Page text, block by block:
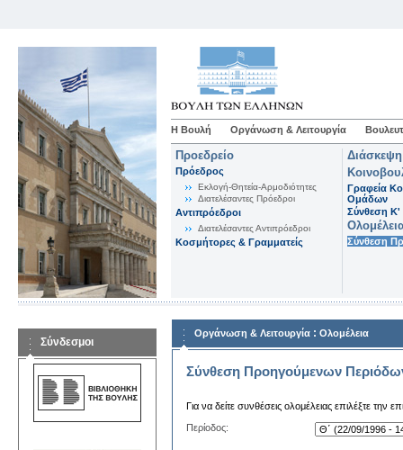
Η Βουλή Οργάνωση & Λειτουργία
Προεδρείο
Πρόεδρος
Εκλογή-Θητεία-Αρμοδιότητες
Διατελέσαντες Πρόεδροι
Αντιπρόεδροι
Διατελέσαντες Αντιπρόεδροι
Κοσμήτορες & Γραμματείς
Γραφεία
Ομάδων
Σύνθεση K'
Σύνθεση
Σύνδεσμοι
Οργάνωση & Λειτουργία : Ολομέλεια
Σύνθεση Προηγούμενων
Για να δείτε συνθέσεις ολομέλειας επιλέξτε την
Περίοδος: